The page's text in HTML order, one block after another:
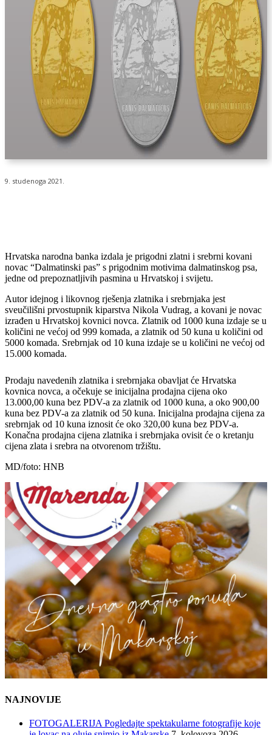
9. studenoga 2021.
Hrvatska narodna banka izdala je prigodni zlatni i srebrni kovani
novac “Dalmatinski pas” s prigodnim motivima dalmatinskog psa,
jedne od prepoznatljivih pasmina u Hrvatskoj i svijetu.
Autor idejnog i likovnog rješenja zlatnika i srebrnjaka jest
sveučilišni prvostupnik kiparstva Nikola Vudrag, a kovani je novac
izrađen u Hrvatskoj kovnici novca. Zlatnik od 1000 kuna izdaje se u
količini ne većoj od 999 komada, a zlatnik od 50 kuna u količini od
5000 komada. Srebrnjak od 10 kuna izdaje se u količini ne većoj od
15.000 komada.
Prodaju navedenih zlatnika i srebrnjaka obavljat će Hrvatska
kovnica novca, a očekuje se inicijalna prodajna cijena oko
13.000,00 kuna bez PDV-a za zlatnik od 1000 kuna, a oko 900,00
kuna bez PDV-a za zlatnik od 50 kuna. Inicijalna prodajna cijena za
srebrnjak od 10 kuna iznosit će oko 320,00 kuna bez PDV-a.
Konačna prodajna cijena zlatnika i srebrnjaka ovisit će o kretanju
cijena zlata i srebra na otvorenom tržištu.
MD/foto: HNB
NAJNOVIJE
FOTOGALERIJA Pogledajte spektakularne fotografije koje